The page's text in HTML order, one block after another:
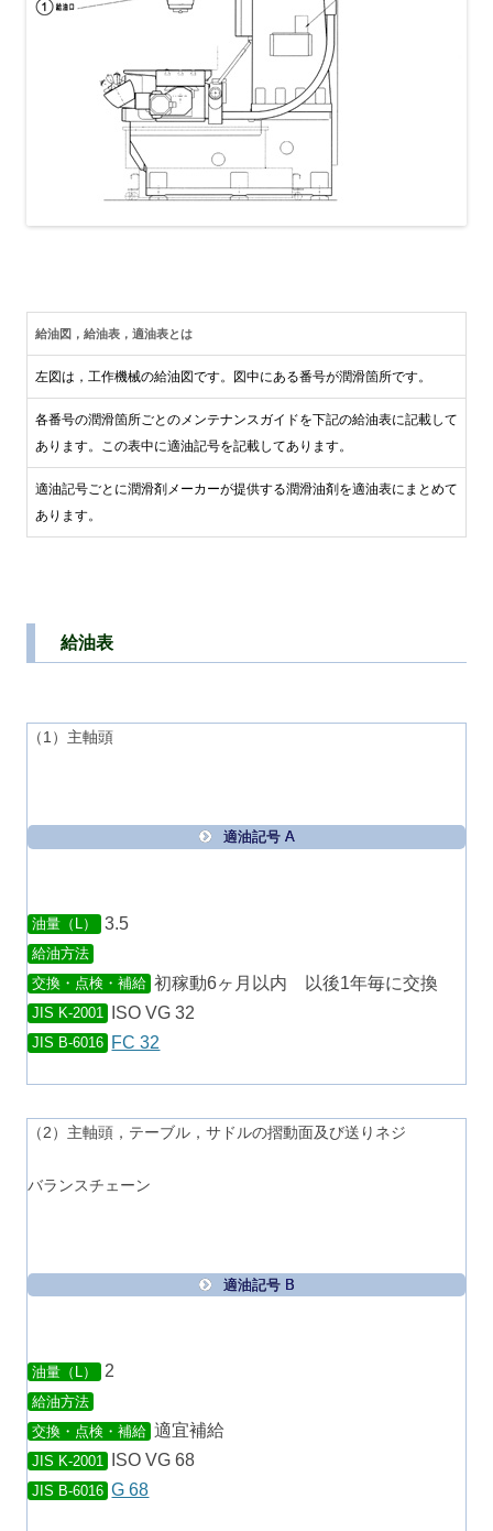
給油図，給油表，適油表とは
左図は，工作機械の給油図です。図中にある番号が潤滑箇所です。
各番号の潤滑箇所ごとのメンテナンスガイドを下記の給油表に記載して
あります。この表中に適油記号を記載してあります。
適油記号ごとに潤滑剤メーカーが提供する潤滑油剤を適油表にまとめて
あります。
給油表
（1）主軸頭
適油記号 A
油量（L） 3.5
給油方法
交換・点検・補給 初稼動6ヶ月以内 以後1年毎に交換
JIS K-2001 ISO VG 32
JIS B-6016 FC 32
（2）主軸頭，テーブル，サドルの摺動面及び送りネジ
バランスチェーン
適油記号 B
油量（L） 2
給油方法
交換・点検・補給 適宜補給
JIS K-2001 ISO VG 68
JIS B-6016 G 68